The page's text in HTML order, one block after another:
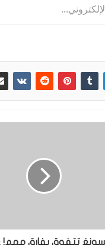
تتفوق بفارق مهم!